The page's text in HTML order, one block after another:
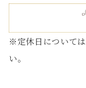
※定休日について
い。